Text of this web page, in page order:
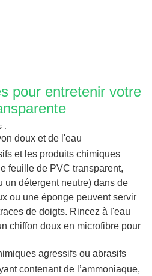
pour entretenir votre
:
doux et de l'eau
et les produits chimiques
feuille de PVC transparent,
un détergent neutre) dans de
ou une éponge peuvent servir
de doigts. Rincez à l'eau
chiffon doux en microfibre pour
agressifs ou abrasifs
contenant de l’ammoniaque,